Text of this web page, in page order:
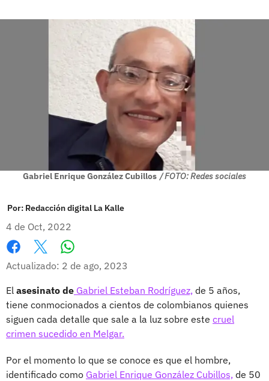
Gabriel Enrique González Cubillos / FOTO: Redes sociales
Por: Redacción digital La Kalle
4 de Oct, 2022
Facebook
X
Actualizado: 2 de ago, 2023
El asesinato de Gabriel Esteban Rodríguez, de 5 años,
tiene conmocionados a cientos de colombianos quienes
siguen cada detalle que sale a la luz sobre este cruel
crimen sucedido en Melgar.
Por el momento lo que se conoce es que el hombre,
identificado como Gabriel Enrique González Cubillos, de 50